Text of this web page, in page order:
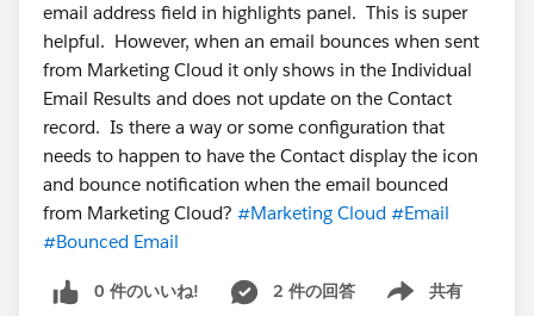
email address field in highlights panel. This is super
helpful. However, when an email bounces when sent
from Marketing Cloud it only shows in the Individual
Email Results and does not update on the Contact
record. Is there a way or some configuration that
needs to happen to have the Contact display the icon
and bounce notification when the email bounced
from Marketing Cloud? #Marketing Cloud #Email
#Bounced Email
0 件のいいね! 2 件の回答 共有
Show menu